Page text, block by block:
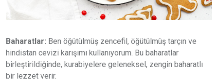
Baharatlar: Ben öğütülmüş zencefil, öğütülmüş tarçın ve
hindistan cevizi karışımı kullanıyorum. Bu baharatlar
birleştirildiğinde, kurabiyelere geleneksel, zengin baharatlı
bir lezzet verir.